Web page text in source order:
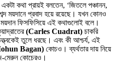
কথা প্রায়ই বলতেন, ‘জিতলে পঞ্চানন,
ময়দানে প্রবাদ হয়ে রয়েছে। যখন কোনও
ফিসফিসিয়ে এই কথাগুলোই বলে।
(Carles Cuadrat) চাকরি
তুলে ধরছে। এবং কী আশ্চর্য, এই
Bagan) কোচও। ব্যর্থতার দায় নিয়ে
মেরুন কোচেরও।